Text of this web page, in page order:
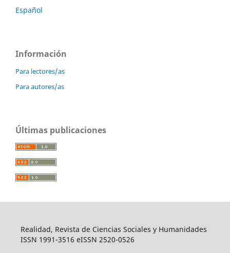
Español
Información
Para lectores/as
Para autores/as
Últimas publicaciones
Realidad, Revista de Ciencias Sociales y Humanidades
ISSN 1991-3516 eISSN 2520-0526